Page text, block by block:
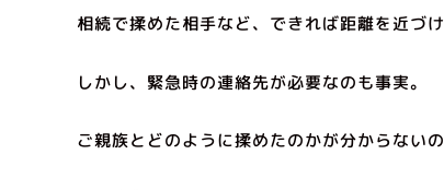
相続で揉めた相手など、できれば距離を近づけ
しかし、緊急時の連絡先が必要なのも事実。
ご親族とどのように揉めたのかが分からない